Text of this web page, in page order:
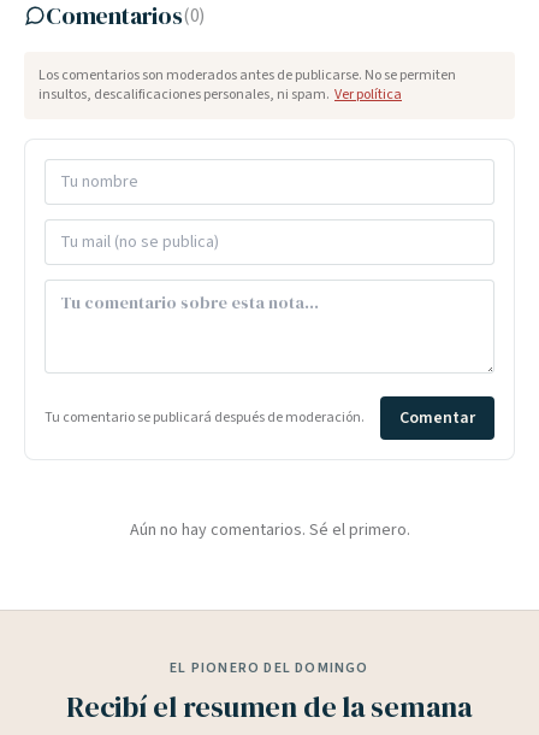
Comentarios(0)
Los comentarios son moderados antes de publicarse. No se permiten
insultos, descalificaciones personales, ni spam. Ver política
Tu comentario se publicará después de moderación. Comentar
Aún no hay comentarios. Sé el primero.
EL PIONERO DEL DOMINGO
Recibí el resumen de la semana